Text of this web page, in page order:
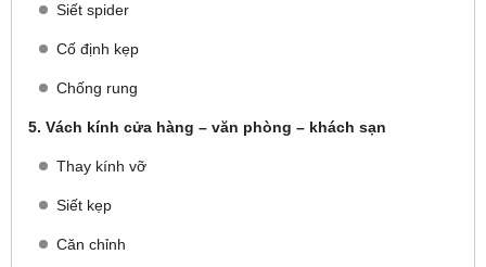
Siết spider
Cố định kẹp
Chống rung
5. Vách kính cửa hàng – văn phòng – khách sạn
Thay kính vỡ
Siết kẹp
Căn chỉnh